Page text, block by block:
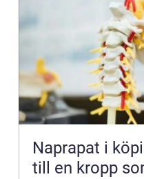
Naprapat i köping vägen
till en kropp